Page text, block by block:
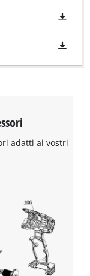
consenso
Maps !
to load due
to the
needs to setup
this content
adatti ai vostri